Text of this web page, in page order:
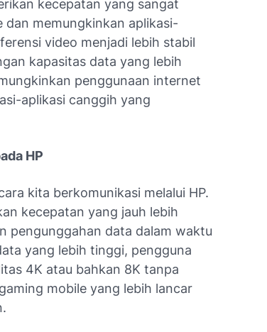
kecepatan yang sangat
memungkinkan aplikasi-
video menjadi lebih stabil
kapasitas data yang lebih
penggunaan internet
aplikasi canggih yang
HP
kita berkomunikasi melalui HP.
kecepatan yang jauh lebih
pengunggahan data dalam waktu
yang lebih tinggi, pengguna
4K atau bahkan 8K tanpa
mobile yang lebih lancar